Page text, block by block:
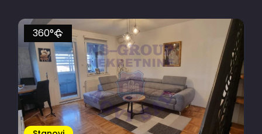
360°